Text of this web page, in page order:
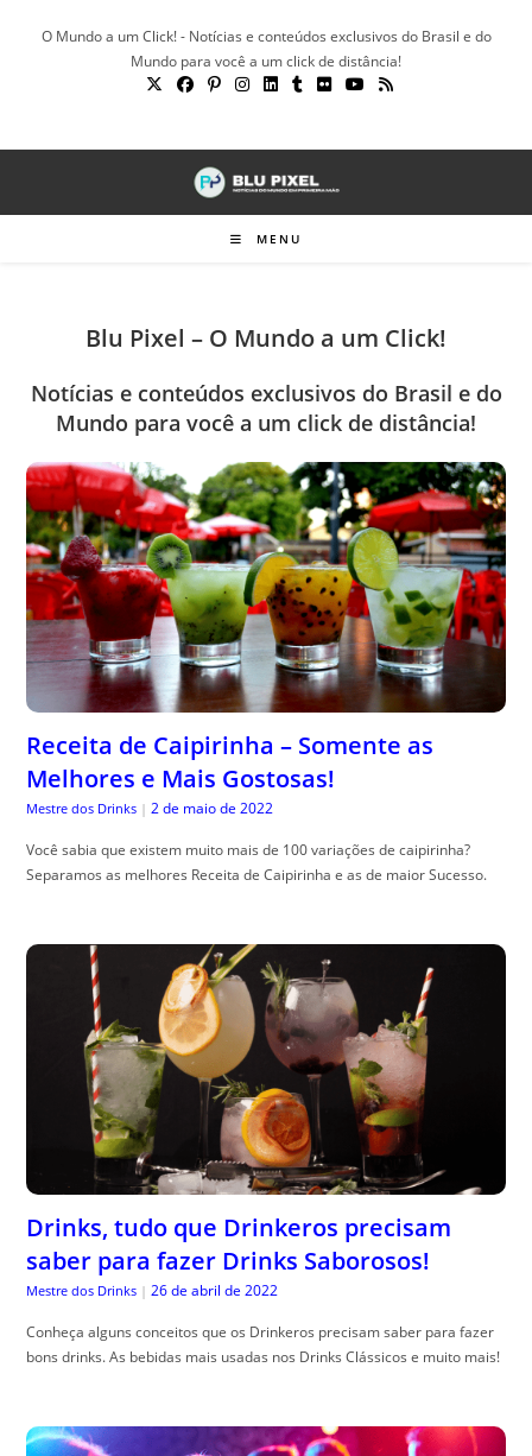
O Mundo a um Click! - Notícias e conteúdos exclusivos do Brasil e do
Mundo para você a um click de distância!
MENU
Blu Pixel – O Mundo a um Click!
Notícias e conteúdos exclusivos do Brasil e do
Mundo para você a um click de distância!
Receita de Caipirinha – Somente as
Melhores e Mais Gostosas!
Mestre dos Drinks | 2 de maio de 2022
Você sabia que existem muito mais de 100 variações de caipirinha?
Separamos as melhores Receita de Caipirinha e as de maior Sucesso.
Drinks, tudo que Drinkeros precisam
saber para fazer Drinks Saborosos!
Mestre dos Drinks | 26 de abril de 2022
Conheça alguns conceitos que os Drinkeros precisam saber para fazer
bons drinks. As bebidas mais usadas nos Drinks Clássicos e muito mais!